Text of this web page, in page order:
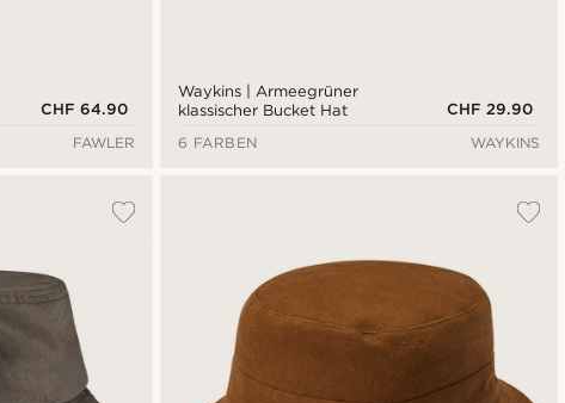
CHF 64.90
FAWLER
Waykins | Armeegrüner
klassischer Bucket Hat
CHF 29.90
6 FARBEN
WAYKINS